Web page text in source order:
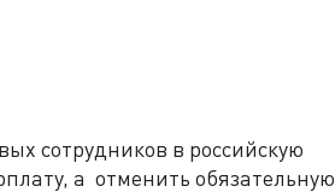
сотрудников в российскую
а отменить обязательную